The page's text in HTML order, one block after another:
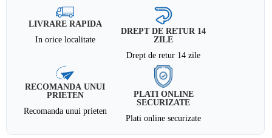
LIVRARE RAPIDA
In orice localitate
DREPT DE RETUR 14
ZILE
Drept de retur 14 zile
RECOMANDA UNUI
PRIETEN
Recomanda unui prieten
PLATI ONLINE
SECURIZATE
Plati online securizate